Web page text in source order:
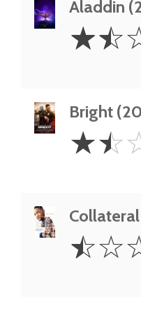
Aladdin
1.5
Stars
☆☆
Bright
1.5
Stars
☆☆
0.5
Star
☆☆